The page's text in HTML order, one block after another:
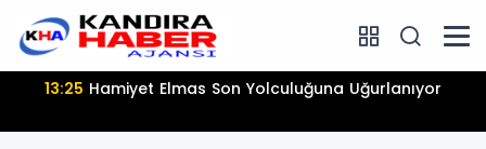
08:12KOCAELİ’DE ANAHTAR PARTİ HAREKETLİLİĞİ: YENİ YOL